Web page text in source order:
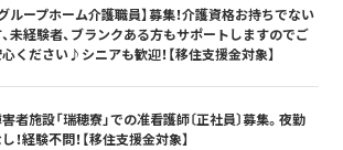
グループホーム介護職員】募集！介護資格お持ちでない
未経験者、ブランクある方もサポートしますのでご
ください♪シニアも歓迎！【移住支援金対象】
者施設「瑞穂寮」での准看護師〔正社員〕募集。夜勤
！経験不問！【移住支援金対象】